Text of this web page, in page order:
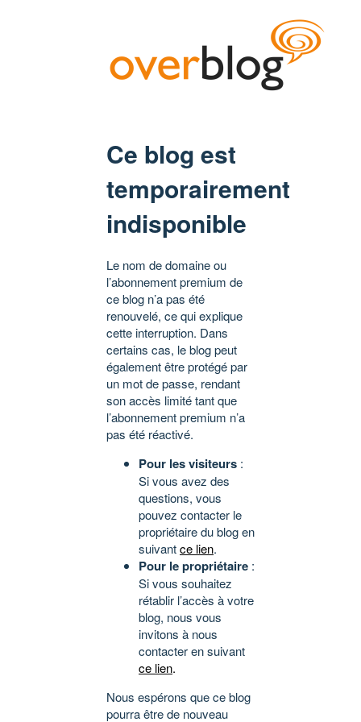
Ce blog est
temporairement
indisponible
Le nom de domaine ou
l’abonnement premium de
ce blog n’a pas été
renouvelé, ce qui explique
cette interruption. Dans
certains cas, le blog peut
également être protégé par
un mot de passe, rendant
son accès limité tant que
l’abonnement premium n’a
pas été réactivé.
Pour les visiteurs :
Si vous avez des
questions, vous
pouvez contacter le
propriétaire du blog en
suivantce lien.
Pour le propriétaire :
Si vous souhaitez
rétablir l’accès à votre
blog, nous vous
invitons à nous
contacter en suivant
ce lien.
Nous espérons que ce blog
pourra être de nouveau